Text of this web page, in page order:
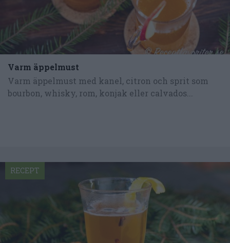
Varm äppelmust
Varm äppelmust med kanel, citron och sprit som
bourbon, whisky, rom, konjak eller calvados...
RECEPT